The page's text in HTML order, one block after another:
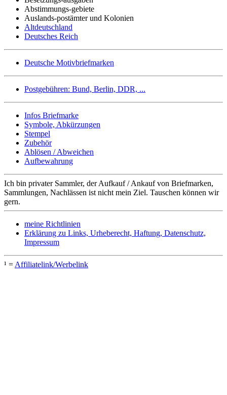
Abstimmungs-gebiete
Auslands-postämter und Kolonien
Altdeutschland
Deutsches Reich
Deutsche Motivbriefmarken
Postgebühren: Bund, Berlin, DDR, ...
Infos Briefmarke
Symbole, Abkürzungen
Stempel
Zubehör
Ablösen / Abweichen
Aufbewahrung
Ich bin privater Sammler, der Aufkauf / Ankauf von Briefmarken,
Sammlungen, Nachlässen ist nicht mein Ziel. Tauschen können wir
gern.
meine Richtlinien
Erklärung zu Links, Urheberecht, Haftung, Datenschutz,
Impressum
¹ = Affiliatelink/Werbelink